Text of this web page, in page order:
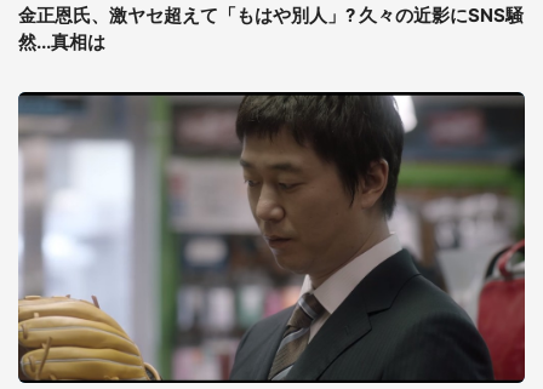
金正恩氏、激ヤセ超えて「もはや別人」? 久々の近影にSNS騒
然...真相は